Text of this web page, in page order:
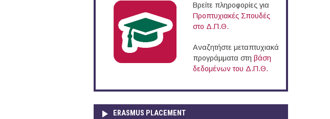
Βρείτε πληροφορίες για
Προπτυχιακές Σπουδές
στο Δ.Π.Θ.
Αναζητήστε μεταπτυχιακά
προγράμματα στη βάση
δεδομένων του Δ.Π.Θ.
ERASMUS PLACEMENT